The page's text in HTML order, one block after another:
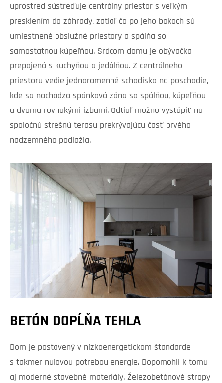
uprostred sústreďuje centrálny priestor s veľkým
presklením do záhrady, zatiaľ čo po jeho bokoch sú
umiestnené obslužné priestory a spálňa so
samostatnou kúpeľňou. Srdcom domu je obývačka
prepojená s kuchyňou a jedálňou. Z centrálneho
priestoru vedie jednoramenné schodisko na poschodie,
kde sa nachádza spánková zóna so spálňou, kúpeľňou
a dvoma rovnakými izbami. Odtiaľ možno vystúpiť na
spoločnú strešnú terasu prekrývajúcu časť prvého
nadzemného podlažia.
BETÓN DOPĹŇA TEHLA
Dom je postavený v nízkoenergetickom štandarde
s takmer nulovou potrebou energie. Dopomohli k tomu
aj moderné stavebné materiály. Železobetónové stropy